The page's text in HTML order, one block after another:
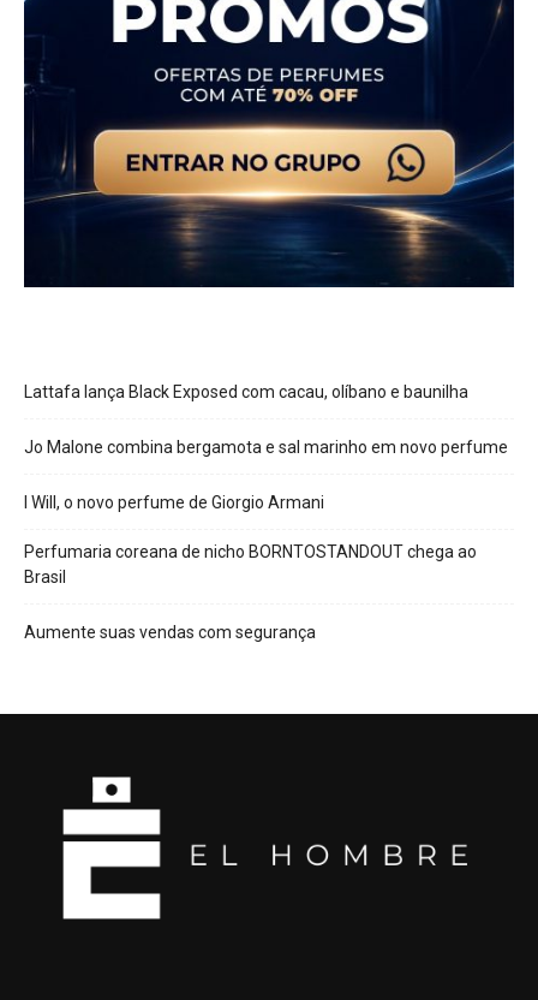
Lattafa lança Black Exposed com cacau, olíbano e baunilha
Jo Malone combina bergamota e sal marinho em novo perfume
I Will, o novo perfume de Giorgio Armani
Perfumaria coreana de nicho BORNTOSTANDOUT chega ao
Brasil
Aumente suas vendas com segurança